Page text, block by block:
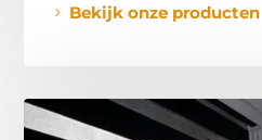
Bekijk onze producten